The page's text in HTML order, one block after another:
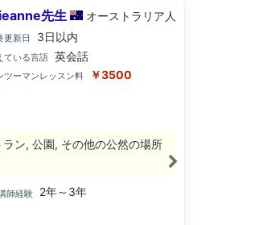
先生 オーストラリア 人
更新日 3日以内
ている言語 英会話
ツーマンレッスン料 ￥3500
ン, 公園, その他の公然の場所
師経験 2年～3年